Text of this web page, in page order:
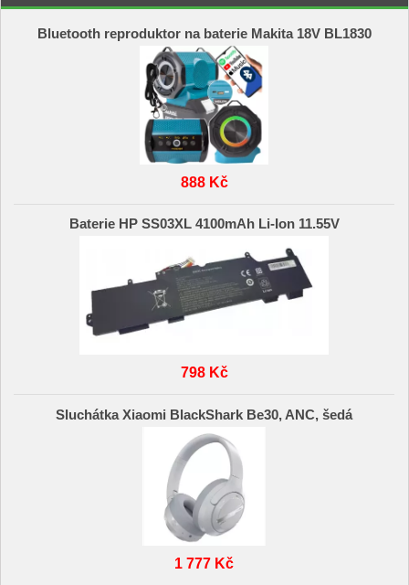
Bluetooth reproduktor na baterie Makita 18V BL1830
888 Kč
Baterie HP SS03XL 4100mAh Li-Ion 11.55V
798 Kč
Sluchátka Xiaomi BlackShark Be30, ANC, šedá
1 777 Kč